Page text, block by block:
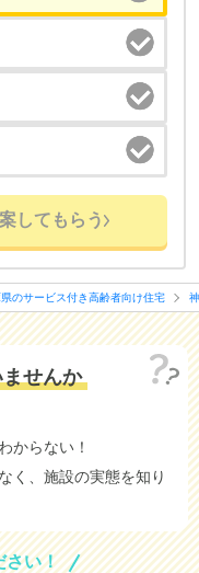
してもらう
のサービス付き高齢者向け住宅
せんか
からない！
く、施設の実態を知り
さい！